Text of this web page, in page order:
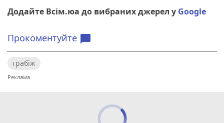
Додайте Всім.юа до вибраних джерел у Google
Прокоментуйте chat_bubble
грабіж